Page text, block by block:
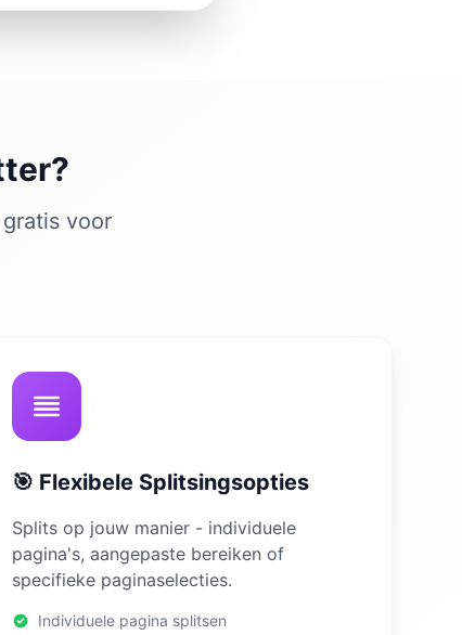
voor
🎯 Flexibele Splitsingsopties
Splits op jouw manier - individuele
pagina's, aangepaste bereiken of
specifieke paginaselecties.
Individuele pagina splitsen